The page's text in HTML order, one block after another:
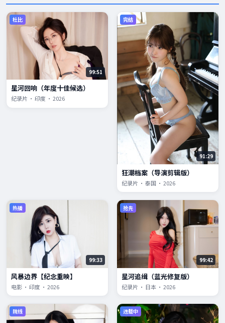
杜比
99:51
星河回响（年度十佳候选）
纪录片 · 印度 · 2026
完结
91:29
狂潮档案（导演剪辑版）
纪录片 · 泰国 · 2026
热播
99:33
风暴边界【纪念重映】
电影 · 印度 · 2026
抢先
99:42
星河追缉（蓝光修复版）
纪录片 · 日本 · 2026
院线 连载中